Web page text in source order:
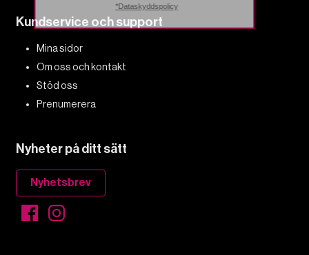
Kundservice och support
Mina sidor
Om oss och kontakt
Stöd oss
Prenumerera
Nyheter på ditt sätt
Nyhetsbrev
*Dataskyddspolicy